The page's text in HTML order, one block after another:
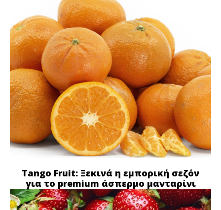
Tango Fruit: Ξεκινά η εμπορική σεζόν
για το premium άσπερμο μανταρίνι